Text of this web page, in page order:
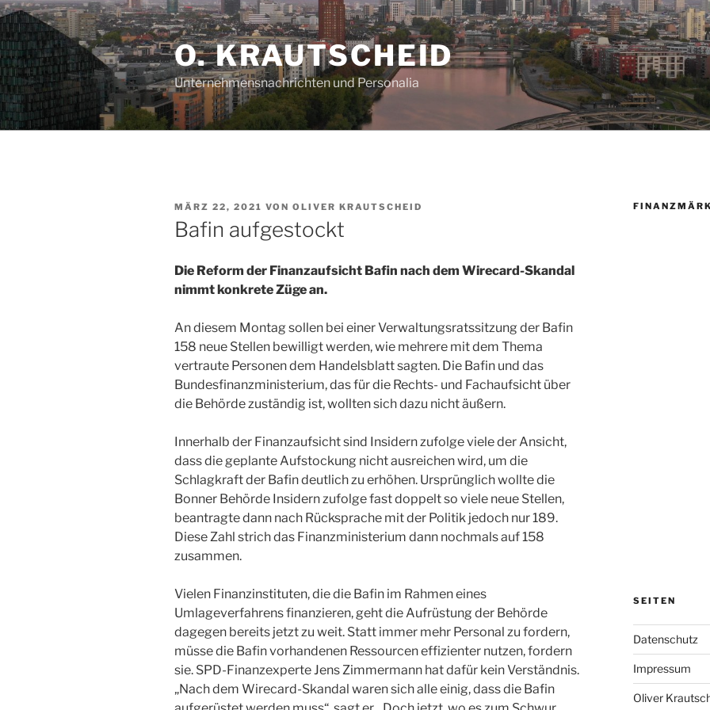
Zum
Inhalt
springen
O. KRAUTSCHEID
Unternehmensnachrichten und Personalia
VERÖFFENTLICHT
AM
MÄRZ 22, 2021 VON OLIVER KRAUTSCHEID
Bafin aufgestockt
Die Reform der Finanzaufsicht Bafin nach dem Wirecard-Skandal
nimmt konkrete Züge an.
An diesem Montag sollen bei einer Verwaltungsratssitzung der Bafin
158 neue Stellen bewilligt werden, wie mehrere mit dem Thema
vertraute Personen dem Handelsblatt sagten. Die Bafin und das
Bundesfinanzministerium, das für die Rechts- und Fachaufsicht über
die Behörde zuständig ist, wollten sich dazu nicht äußern.
Innerhalb der Finanzaufsicht sind Insidern zufolge viele der Ansicht,
dass die geplante Aufstockung nicht ausreichen wird, um die
Schlagkraft der Bafin deutlich zu erhöhen. Ursprünglich wollte die
Bonner Behörde Insidern zufolge fast doppelt so viele neue Stellen,
beantragte dann nach Rücksprache mit der Politik jedoch nur 189.
Diese Zahl strich das Finanzministerium dann nochmals auf 158
zusammen.
Vielen Finanzinstituten, die die Bafin im Rahmen eines
Umlageverfahrens finanzieren, geht die Aufrüstung der Behörde
dagegen bereits jetzt zu weit. Statt immer mehr Personal zu fordern,
müsse die Bafin vorhandenen Ressourcen effizienter nutzen, fordern
sie. SPD-Finanzexperte Jens Zimmermann hat dafür kein Verständnis.
„Nach dem Wirecard-Skandal waren sich alle einig, dass die Bafin
SEITEN
Datenschutz
Impressum
Oliver